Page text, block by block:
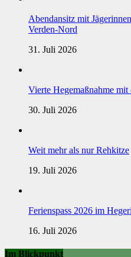
Abendansitz mit
Verden-Nord
31. Juli 2026
Vierte Hegemaßnahme
30. Juli 2026
Weit mehr als nur Rehkitze
19. Juli 2026
Ferienspass 2026 im
16. Juli 2026
Im Blickpunkt